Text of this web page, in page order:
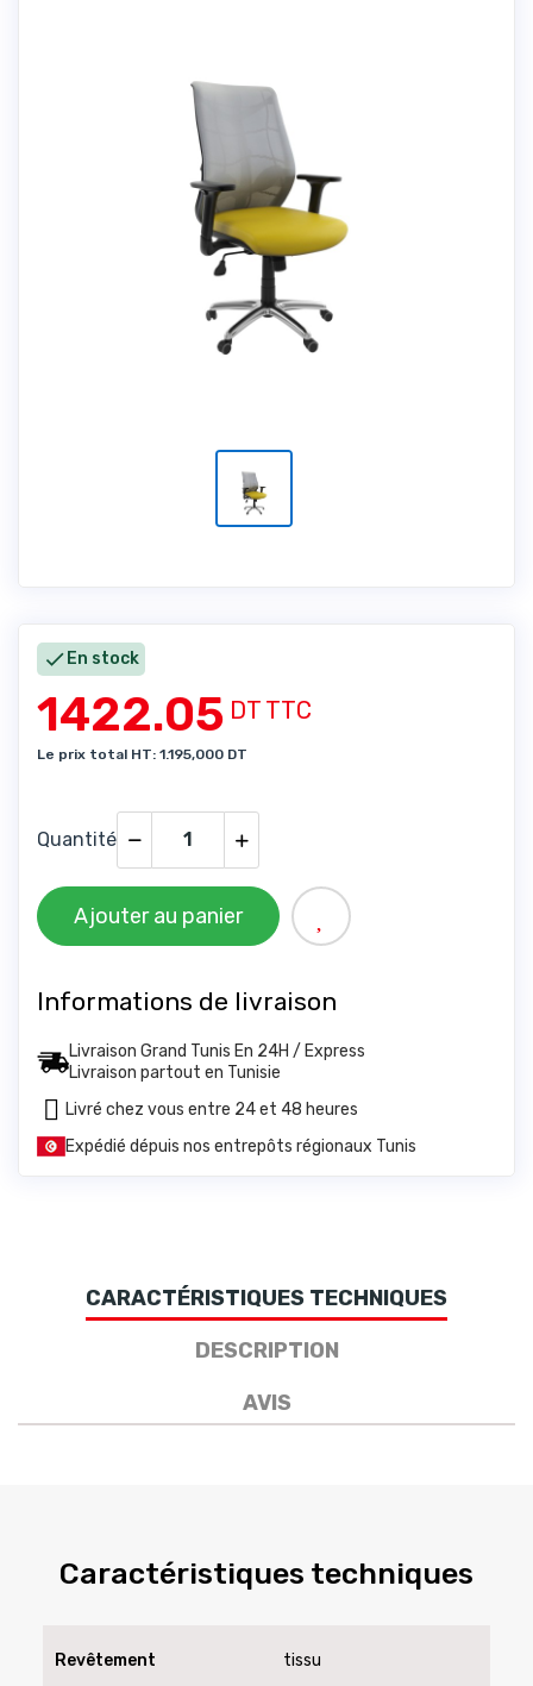
 En stock
1422.05DT TTC
Le prix total HT: 1.195,000 DT
Quantité
Ajouter au panier
Informations de livraison
Livraison Grand Tunis En 24H / Express
Livraison partout en Tunisie
Expédié dépuis nos entrepôts régionaux Tunis
Livré chez vous entre 24 et 48 heures
CARACTÉRISTIQUES TECHNIQUES
DESCRIPTION
AVIS
Caractéristiques techniques
Revêtement tissu